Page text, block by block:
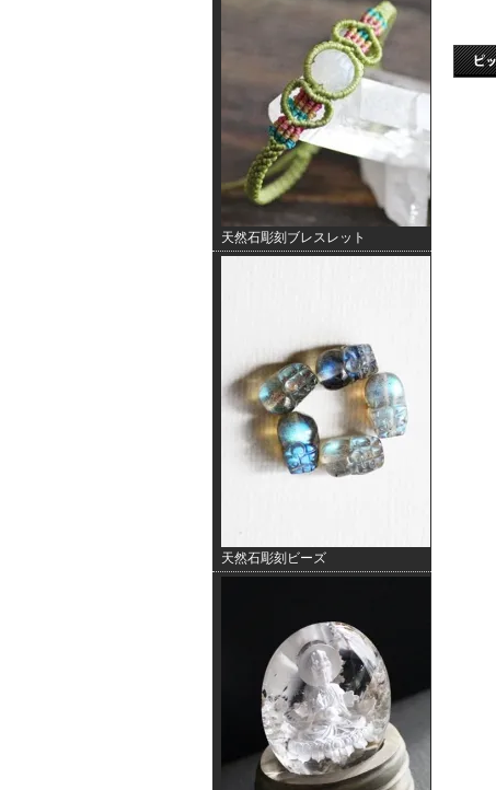
天然石彫刻ブレスレット
天然石彫刻ビーズ